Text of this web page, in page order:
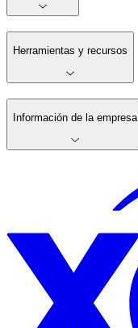
Herramientas y recursos
Información de la empresa